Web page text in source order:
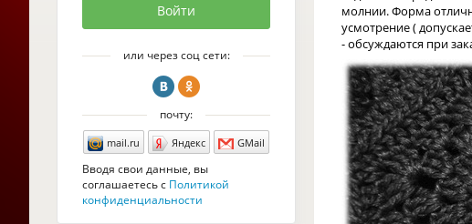
молнии. Форма
усмотрение (
- обсуждаются при
или через соц сети:
почту:
mail.ru Яндекс GMail
Вводя свои данные, вы
соглашаетесь с Политикой
конфиденциальности